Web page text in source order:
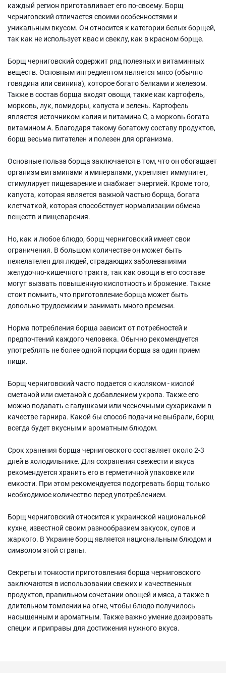
каждый регион приготавливает его по-своему. Борщ
черниговский отличается своими особенностями и
уникальным вкусом. Он относится к категории белых борщей,
так как не использует квас и свеклу, как в красном борще.
Борщ черниговский содержит ряд полезных и витаминных
веществ. Основным ингредиентом является мясо (обычно
говядина или свинина), которое богато белками и железом.
Также в состав борща входят овощи, такие как картофель,
морковь, лук, помидоры, капуста и зелень. Картофель
является источником калия и витамина С, а морковь богата
витамином А. Благодаря такому богатому составу продуктов,
борщ весьма питателен и полезен для организма.
Основные польза борща заключается в том, что он обогащает
организм витаминами и минералами, укрепляет иммунитет,
стимулирует пищеварение и снабжает энергией. Кроме того,
капуста, которая является важной частью борща, богата
клетчаткой, которая способствует нормализации обмена
веществ и пищеварения.
Но, как и любое блюдо, борщ черниговский имеет свои
ограничения. В большом количестве он может быть
нежелателен для людей, страдающих заболеваниями
желудочно-кишечного тракта, так как овощи в его составе
могут вызвать повышенную кислотность и брожение. Также
стоит помнить, что приготовление борща может быть
довольно трудоемким и занимать много времени.
Норма потребления борща зависит от потребностей и
предпочтений каждого человека. Обычно рекомендуется
употреблять не более одной порции борща за один прием
пищи.
Борщ черниговский часто подается с кисляком - кислой
сметаной или сметаной с добавлением укропа. Также его
можно подавать с галушками или чесночными сухариками в
качестве гарнира. Какой бы способ подачи не выбрали, борщ
всегда будет вкусным и ароматным блюдом.
Срок хранения борща черниговского составляет около 2-3
дней в холодильнике. Для сохранения свежести и вкуса
рекомендуется хранить его в герметичной упаковке или
емкости. При этом рекомендуется подогревать борщ только
необходимое количество перед употреблением.
Борщ черниговский относится к украинской национальной
кухне, известной своим разнообразием закусок, супов и
жаркого. В Украине борщ является национальным блюдом и
символом этой страны.
Секреты и тонкости приготовления борща черниговского
заключаются в использовании свежих и качественных
продуктов, правильном сочетании овощей и мяса, а также в
длительном томлении на огне, чтобы блюдо получилось
насыщенным и ароматным. Также важно умение дозировать
специи и приправы для достижения нужного вкуса.